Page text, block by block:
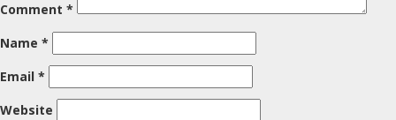
Comment *
Name *
Email *
Website